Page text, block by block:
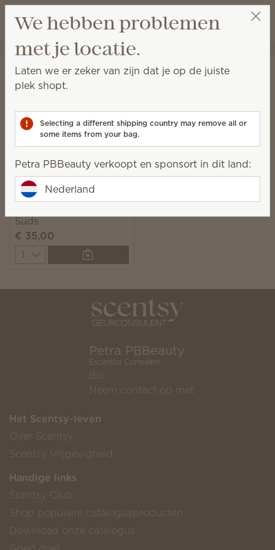
Verlanglijst
Winkeltas
Petra PBBeauty Ontvang een beloningslink
Scentsy Suds
afbreekbare wasmiddeldoekjes met frisse geuren.
1 Resultaat
Filter Relevantie
Clothesline Scentsy
Suds
€ 35,00
Quantity
Petra PBBeauty
Escential Consulent
Bio
Neem contact op met
Het Scentsy-leven
Over Scentsy
Scentsy Vrijgevigheid
Handige links
Scentsy Club
Shop populaire catalogusproducten
Download onze catalogus
We hebben problemen
met je locatie.
Laten we er zeker van zijn dat je op de juiste
plek shopt.
Selecting a different shipping country may remove all or
some items from your bag.
Petra PBBeauty verkoopt en sponsort in dit land:
Nederland